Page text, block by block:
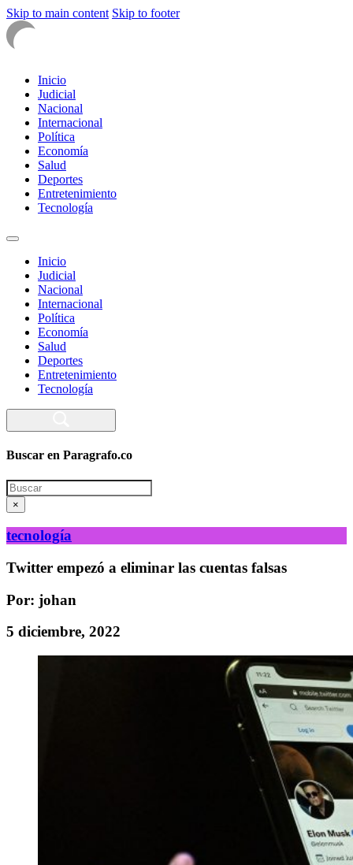
Skip to main content Skip to footer
Inicio
Judicial
Nacional
Internacional
Política
Economía
Salud
Deportes
Entretenimiento
Tecnología
Inicio
Judicial
Nacional
Internacional
Política
Economía
Salud
Deportes
Entretenimiento
Tecnología
Buscar en Paragrafo.co
Search
×
tecnología
Twitter empezó a eliminar las cuentas falsas
Por: johan
5 diciembre, 2022